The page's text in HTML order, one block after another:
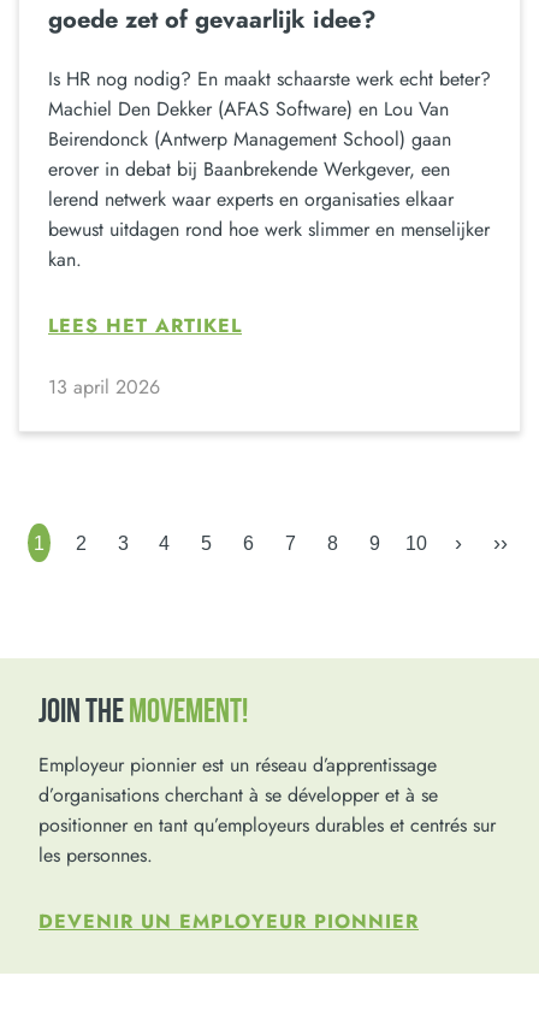
goede zet of gevaarlijk idee?
Is HR nog nodig? En maakt schaarste werk echt beter?
Machiel Den Dekker (AFAS Software) en Lou Van
Beirendonck (Antwerp Management School) gaan
erover in debat bij Baanbrekende Werkgever, een
lerend netwerk waar experts en organisaties elkaar
bewust uitdagen rond hoe werk slimmer en menselijker
kan.
LEES HET ARTIKEL
13 april 2026
1 2 3 4 5 6 7 8 9 10 › ››
JOIN THEMOVEMENT!
Employeur pionnier est un réseau d’apprentissage
d’organisations cherchant à se développer et à se
positionner en tant qu’employeurs durables et centrés sur
les personnes.
DEVENIR UN EMPLOYEUR PIONNIER